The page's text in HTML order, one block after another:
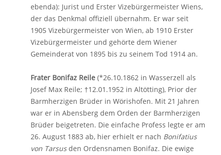
ebenda): Jurist und Erster Vizebürgermeister Wiens,
der das Denkmal offiziell übernahm. Er war seit
1905 Vizebürgermeister von Wien, ab 1910 Erster
Vizebürgermeister und gehörte dem Wiener
Gemeinderat von 1895 bis zu seinem Tod 1914 an.
Frater Bonifaz Reile (*26.10.1862 in Wasserzell als
Josef Max Reile; †12.01.1952 in Altötting), Prior der
Barmherzigen Brüder in Wörishofen. Mit 21 Jahren
war er in Abensberg dem Orden der Barmherzigen
Brüder beigetreten. Die einfache Profess legte er am
26. August 1883 ab, hier erhielt er nach Bonifatius
von Tarsusden Ordensnamen Bonifaz. Die ewige